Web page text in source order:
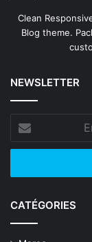
Clean
Blog theme.
NEWSLETTER
Entrez
votre
adresse
CATÉGORIES